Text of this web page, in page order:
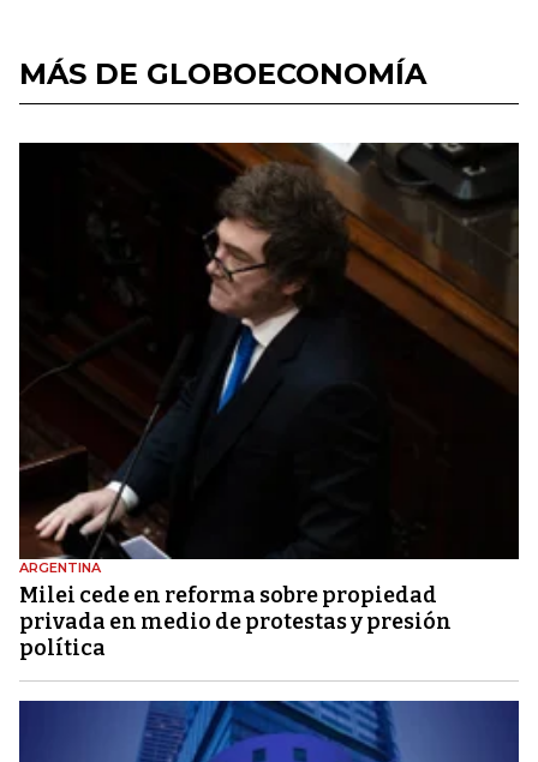
MÁS DE GLOBOECONOMÍA
ARGENTINA
Milei cede en reforma sobre propiedad
privada en medio de protestas y presión
política